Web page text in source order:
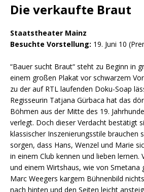
Die verkaufte Braut
Staatstheater Mainz
Besuchte Vorstellung: 19. Juni 10
“Bauer sucht Braut“ steht zu Beginn in
einem großen Plakat vor schwarzem
zu der auf RTL laufenden Doku-Soap
Regisseurin Tatjana Gürbaca hat das
Böhmen aus der Mitte des 19.
verlegt. Doch dieser Verdacht bestätigt
klassischer Inszenierungsstile brauchen
sorgen, dass Hans, Wenzel und Marie
in einem Club kennen und lieben
und einem Wirtshaus, wie von Smetana
Marc Weegers kargem Bühnenbild
nach hinten und den Seiten leicht